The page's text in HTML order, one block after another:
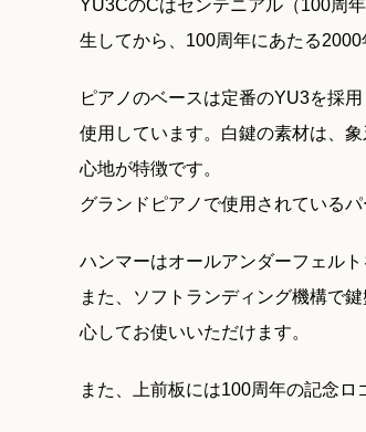
YU3CのCはセンテニアル（100周
生してから、100周年にあたる2000
ピアノのベースは定番のYU3を採
使用しています。白鍵の素材は、
心地が特徴です。
グランドピアノで使用されているパ
ハンマーはオールアンダーフェル
また、ソフトランディング機構で
心してお使いいただけます。
また、上前板には100周年の記念ロ